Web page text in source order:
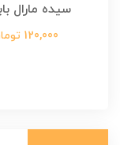
سیده مارال
120,000 تومان